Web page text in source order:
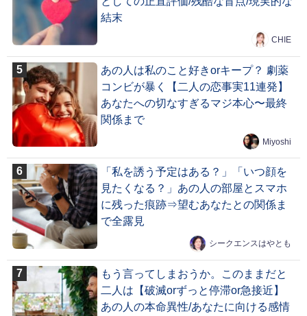
結末
CHIE
あの人は私のこと好きorキープ？ 劇薬
コンビが暴く【二人の恋事実11連発】
あなたへの切なすぎるマジ本心〜最終
関係まで
Miyoshi
「私を誘う予定はある？」「いつ顔を
見たくなる？」あの人の部屋とスマホ
に残った痕跡⇒望むあなたとの関係ま
で全露見
シークエンスはやとも
もう言ってしまおうか。このままだと
二人は【破滅orずっと停滞or急接近】
あの人の本命異性/あなたに向ける感情